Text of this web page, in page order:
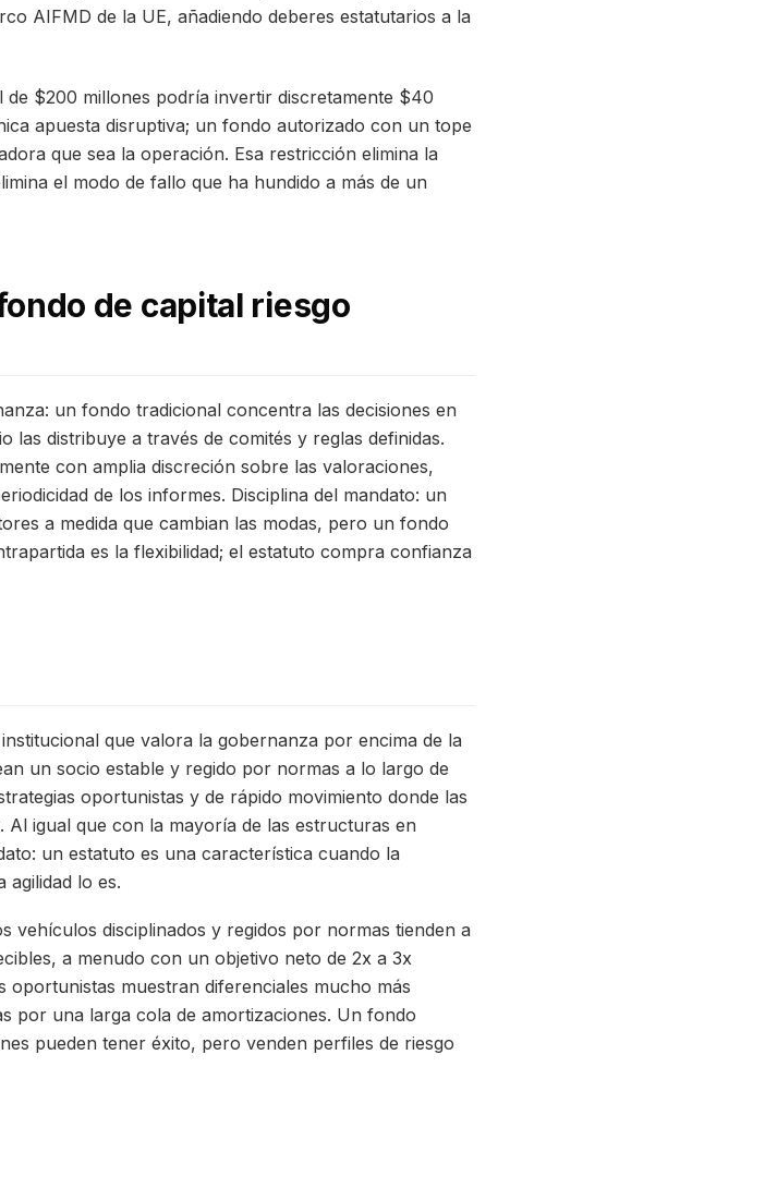
AIFMD de la UE, añadiendo deberes estatutarios a la
$200 millones podría invertir discretamente $40
apuesta disruptiva; un fondo autorizado con un tope
que sea la operación. Esa restricción elimina la
el modo de fallo que ha hundido a más de un
de capital riesgo
un fondo tradicional concentra las decisiones en
distribuye a través de comités y reglas definidas.
con amplia discreción sobre las valoraciones,
de los informes. Disciplina del mandato: un
a medida que cambian las modas, pero un fondo
es la flexibilidad; el estatuto compra confianza
que valora la gobernanza por encima de la
un socio estable y regido por normas a lo largo de
oportunistas y de rápido movimiento donde las
igual que con la mayoría de las estructuras en
un estatuto es una característica cuando la
agilidad lo es.
vehículos disciplinados y regidos por normas tienden a
a menudo con un objetivo neto de 2x a 3x
muestran diferenciales mucho más
por una larga cola de amortizaciones. Un fondo
pueden tener éxito, pero venden perfiles de riesgo